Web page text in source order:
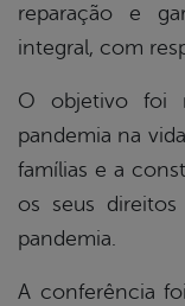
reparação e
integral, com
O objetivo foi
pandemia na
famílias e a
os seus
pandemia.
A conferência